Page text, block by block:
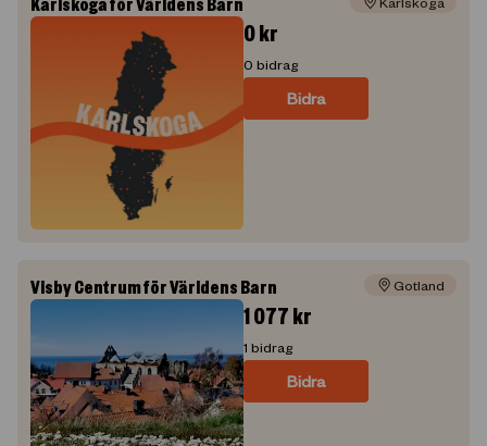
0kr
0 bidrag
Bidra
Visby Centrum för Världens Barn Gotland
1 077kr
1 bidrag
Bidra